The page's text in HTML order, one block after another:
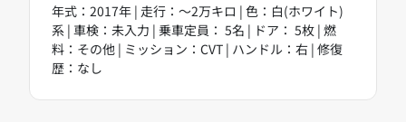
年式：2017年 | 走行：～2万キロ | 色：白(ホワイト)
系 | 車検：未入力 | 乗車定員： 5名 | ドア： 5枚 | 燃
料：その他 | ミッション：CVT | ハンドル：右 | 修復
歴：なし